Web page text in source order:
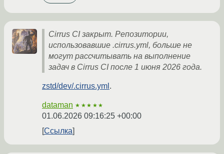
Cirrus CI закрыт. Репозитории,
использовавшие .cirrus.yml, больше не
могут рассчитывать на выполнение
задач в Cirrus CI после 1 июня 2026 года.
zstd/dev/.cirrus.yml .
dataman ★★★★★
01.06.2026 09:16:25 +00:00
Ссылка